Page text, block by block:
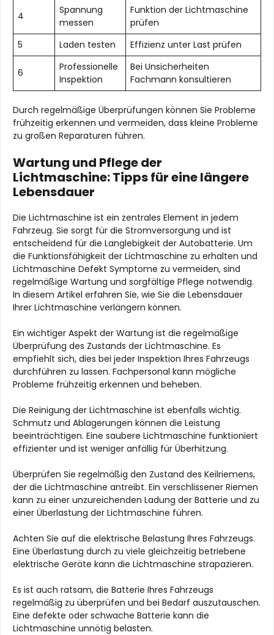
4
Spannung
messen
Funktion der Lichtmaschine
prüfen
5
Laden testen Effizienz unter Last prüfen
6
Professionelle
Inspektion
Bei Unsicherheiten
Fachmann konsultieren
Durch regelmäßige Überprüfungen können Sie Probleme
frühzeitig erkennen und vermeiden, dass kleine Probleme
zu großen Reparaturen führen.
Wartung und Pflege der
Lichtmaschine: Tipps für eine längere
Lebensdauer
Die Lichtmaschine ist ein zentrales Element in jedem
Fahrzeug. Sie sorgt für die Stromversorgung und ist
entscheidend für die Langlebigkeit der Autobatterie. Um
die Funktionsfähigkeit der Lichtmaschine zu erhalten und
Lichtmaschine Defekt Symptome zu vermeiden, sind
regelmäßige Wartung und sorgfältige Pflege notwendig.
In diesem Artikel erfahren Sie, wie Sie die Lebensdauer
Ihrer Lichtmaschine verlängern können.
Ein wichtiger Aspekt der Wartung ist die regelmäßige
Überprüfung des Zustands der Lichtmaschine. Es
empfiehlt sich, dies bei jeder Inspektion Ihres Fahrzeugs
durchführen zu lassen. Fachpersonal kann mögliche
Probleme frühzeitig erkennen und beheben.
Die Reinigung der Lichtmaschine ist ebenfalls wichtig.
Schmutz und Ablagerungen können die Leistung
beeinträchtigen. Eine saubere Lichtmaschine funktioniert
effizienter und ist weniger anfällig für Überhitzung.
Überprüfen Sie regelmäßig den Zustand des Keilriemens,
der die Lichtmaschine antreibt. Ein verschlissener Riemen
kann zu einer unzureichenden Ladung der Batterie und zu
einer Überlastung der Lichtmaschine führen.
Achten Sie auf die elektrische Belastung Ihres Fahrzeugs.
Eine Überlastung durch zu viele gleichzeitig betriebene
elektrische Geräte kann die Lichtmaschine strapazieren.
Es ist auch ratsam, die Batterie Ihres Fahrzeugs
regelmäßig zu überprüfen und bei Bedarf auszutauschen.
Eine defekte oder schwache Batterie kann die
Lichtmaschine unnötig belasten.